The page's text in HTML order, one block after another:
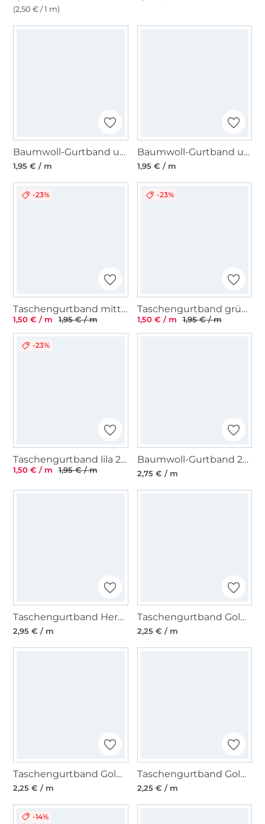
(2,50 € / 1 m)
Baumwoll-Gurtband uni camel 38 mm
1,95 € / m
Baumwoll-Gurtband uni aquablau 38 mm
1,95 € / m
-23%
Taschengurtband mittelgrau 25 mm
1,50 € / m 1,95 € / m
-23%
Taschengurtband grün 25 mm
1,50 € / m 1,95 € / m
-23%
Taschengurtband lila 25 mm
1,50 € / m 1,95 € / m
Baumwoll-Gurtband 25 mm, dunkelbraun
2,75 € / m
Taschengurtband Herzen 37 mm, schwarz
2,95 € / m
Taschengurtband Goldfäden 40mm, pink
2,25 € / m
Taschengurtband Goldfäden 40mm, marineblau
2,25 € / m
Taschengurtband Goldfäden 40mm, lila
2,25 € / m
-14%